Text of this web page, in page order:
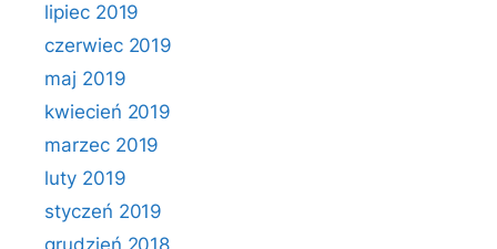
lipiec 2019
czerwiec 2019
maj 2019
kwiecień 2019
marzec 2019
luty 2019
styczeń 2019
grudzień 2018